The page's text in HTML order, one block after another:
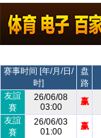
赛事时间 [年/月/日/
时]
盘
路
友誼
賽
26/06/08
03:00
赢
友誼
賽
26/06/03
01:00
赢